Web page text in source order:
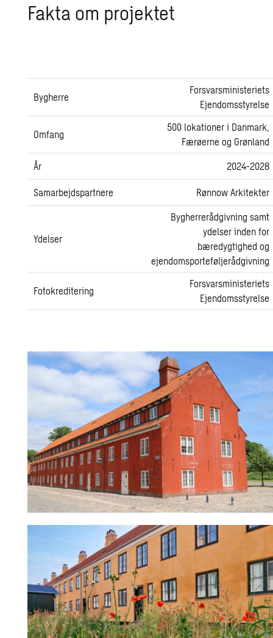
Fakta om pro­jek­tet
Bygherre
Forsvarsministeriets
Ejendomsstyrelse
Omfang
500 lokationer i Danmark,
Færøerne og Grønland
År 2024-2028
Samarbejdspartnere Rønnow Arkitekter
Ydelser
Bygherrerådgivning samt
ydelser inden for
bæredygtighed og
ejendomsporteføljerådgivning
Fotokreditering
Forsvarsministeriets
Ejendomsstyrelse